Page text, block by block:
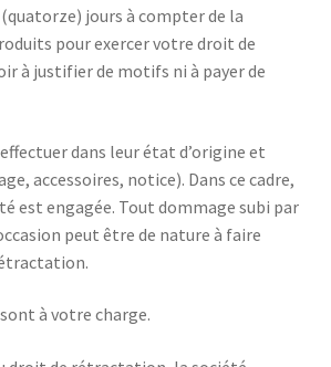
jours à compter de la
pour exercer votre droit de
à justifier de motifs ni à payer de
dans leur état d’origine et
accessoires, notice). Dans ce cadre,
est engagée. Tout dommage subi par
peut être de nature à faire
à votre charge.